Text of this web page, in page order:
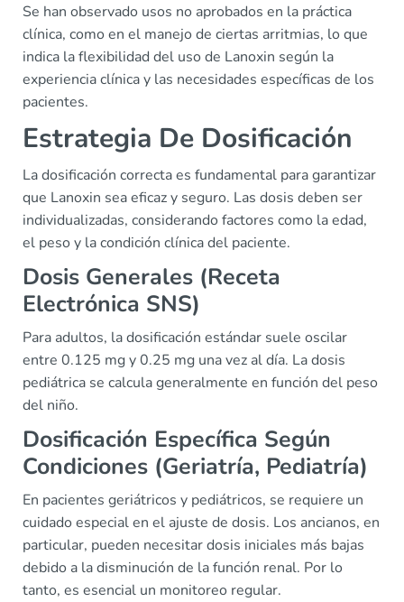
Se han observado usos no aprobados en la práctica
clínica, como en el manejo de ciertas arritmias, lo que
indica la flexibilidad del uso de Lanoxin según la
experiencia clínica y las necesidades específicas de los
pacientes.
Estrategia De Dosificación
La dosificación correcta es fundamental para garantizar
que Lanoxin sea eficaz y seguro. Las dosis deben ser
individualizadas, considerando factores como la edad,
el peso y la condición clínica del paciente.
Dosis Generales (Receta
Electrónica SNS)
Para adultos, la dosificación estándar suele oscilar
entre 0.125 mg y 0.25 mg una vez al día. La dosis
pediátrica se calcula generalmente en función del peso
del niño.
Dosificación Específica Según
Condiciones (Geriatría, Pediatría)
En pacientes geriátricos y pediátricos, se requiere un
cuidado especial en el ajuste de dosis. Los ancianos, en
particular, pueden necesitar dosis iniciales más bajas
debido a la disminución de la función renal. Por lo
tanto, es esencial un monitoreo regular.